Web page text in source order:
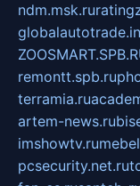
ndm.msk.ru
remontt.spb.ru
terramia.ru
artem-news.ru
imshowtv.ru
pcsecurity.net.ru